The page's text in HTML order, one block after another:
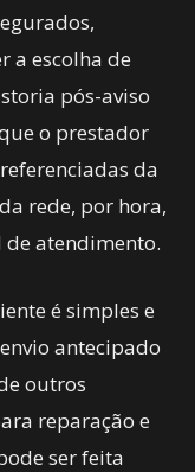
a escolha de
pós-aviso
o prestador
da
rede, por hora,
de atendimento.
é simples e
antecipado
outros
reparação e
ser feita